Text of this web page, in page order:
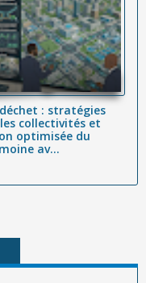
: stratégies
collectivités et
optimisée du
av...